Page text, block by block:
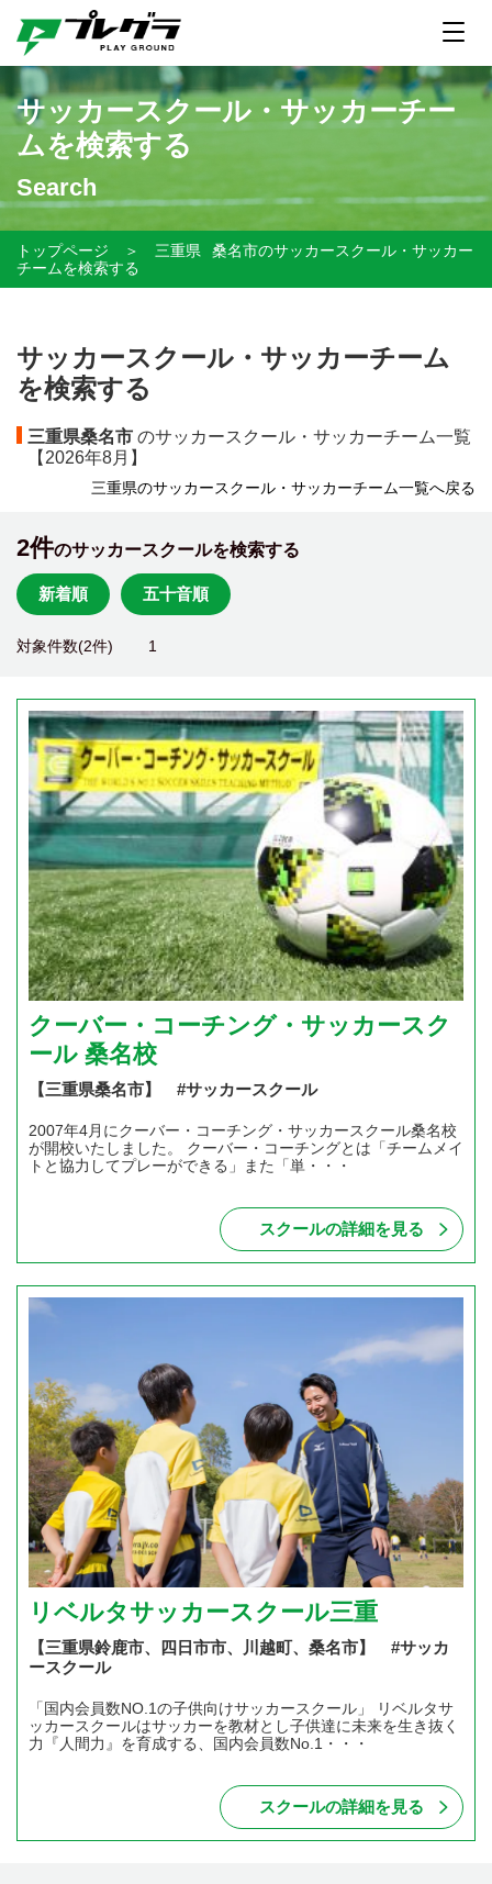
サッカースクール・サッカーチー
ムを検索する
Search
トップページ ＞ 三重県
桑名市のサッカースクール・サッカー
チームを検索する
サッカースクール・サッカーチーム
を検索する
三重県桑名市 のサッカースクール・サッカーチーム一覧
【 2026年8月】
三重県のサッカースクール・サッカーチーム一覧へ戻る
2件のサッカースクールを検索する
新着順 五十音順
対象件数(2件) 1
クーバー・コーチング・サッカースク
ール 桑名校
【三重県桑名市】 #サッカースクール
2007年4月にクーバー・コーチング・サッカースクール桑名校
が開校いたしました。 クーバー・コーチングとは「チームメイ
トと協力してプレーができる」また「単・・・
スクールの詳細を見る
リベルタサッカースクール三重
【三重県鈴鹿市、四日市市、川越町、桑名市】 #サッカ
ースクール
「国内会員数NO.1の子供向けサッカースクール」 リベルタサ
ッカースクールはサッカーを教材とし子供達に未来を生き抜く
力『人間力』を育成する、国内会員数No.1・・・
スクールの詳細を見る